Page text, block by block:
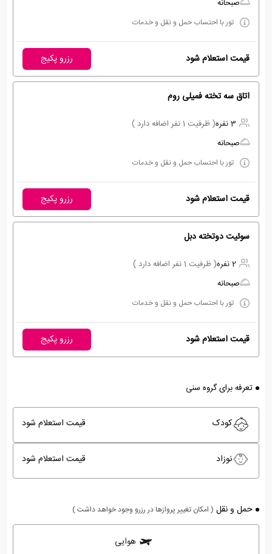
صبحانه
تور با احتساب حمل و نقل و خدمات
قیمت استعلام شود رزرو پکیج
اتاق سه تخته فمیلی روم
3 نفره
( ظرفیت 1 نفر اضافه دارد )
صبحانه
تور با احتساب حمل و نقل و خدمات
قیمت استعلام شود رزرو پکیج
سوئیت دوتخته دبل
2 نفره
( ظرفیت 1 نفر اضافه دارد )
صبحانه
تور با احتساب حمل و نقل و خدمات
قیمت استعلام شود رزرو پکیج
تعرفه برای گروه سنی
کودک قیمت استعلام شود
نوزاد قیمت استعلام شود
حمل و نقل ( امکان تغییر پروازها در رزرو وجود خواهد داشت )
هوایی